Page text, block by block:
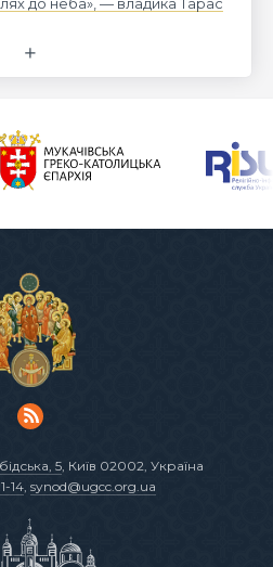
5 , Київ 02002, Україна
14, synod@ugcc.org.ua